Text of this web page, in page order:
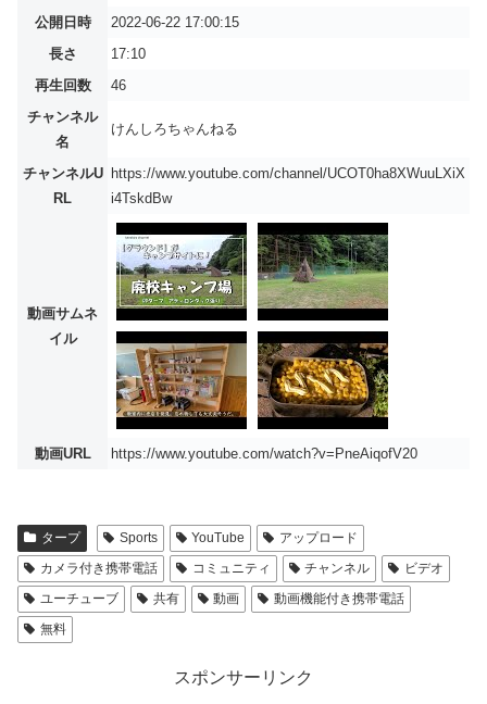
公開日時
2022-06-22 17:00:15
長さ
17:10
再生回数
46
チャンネル
名
けんしろちゃんねる
チャンネルU
RL
https://www.youtube.com/channel/UCOT0ha8XWuuLXiX
i4TskdBw
動画サムネ
イル
動画URL https://www.youtube.com/watch?v=PneAiqofV20
タープ Sports YouTube
アップロード
カメラ付き携帯電話
コミュニティ チャンネル
ビデオ
ユーチューブ
共有 動画
動画機能付き携帯電話
無料
スポンサーリンク